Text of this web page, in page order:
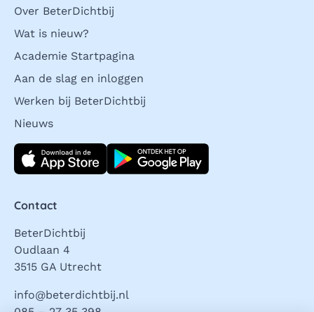
Over BeterDichtbij
Wat is nieuw?
Academie Startpagina
Aan de slag en inloggen
Werken bij BeterDichtbij
Nieuws
Download direct
Contact
BeterDichtbij
Oudlaan 4
3515 GA Utrecht
info@beterdichtbij.nl